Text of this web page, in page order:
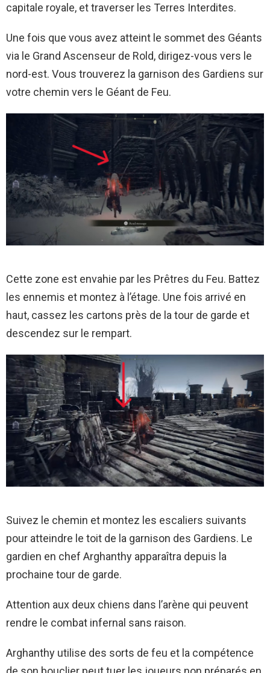
capitale royale, et traverser les Terres Interdites.
Une fois que vous avez atteint le sommet des Géants
via le Grand Ascenseur de Rold, dirigez-vous vers le
nord-est. Vous trouverez la garnison des Gardiens sur
votre chemin vers le Géant de Feu.
Cette zone est envahie par les Prêtres du Feu. Battez
les ennemis et montez à l’étage. Une fois arrivé en
haut, cassez les cartons près de la tour de garde et
descendez sur le rempart.
Suivez le chemin et montez les escaliers suivants
pour atteindre le toit de la garnison des Gardiens. Le
gardien en chef Arghanthy apparaîtra depuis la
prochaine tour de garde.
Attention aux deux chiens dans l’arène qui peuvent
rendre le combat infernal sans raison.
Arghanthy utilise des sorts de feu et la compétence